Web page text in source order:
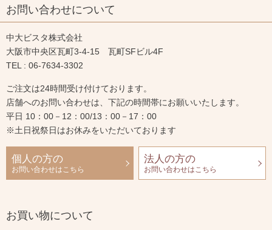
お問い合わせについて
中大ビスタ株式会社
大阪市中央区瓦町3-4-15 瓦町SFビル4F
TEL : 06-7634-3302
ご注文は24時間受け付けております。
店舗へのお問い合わせは、下記の時間帯にお願いいたします。
平日 10：00－12：00/13：00－17：00
※土日祝祭日はお休みをいただいております
個人の方の
お問い合わせはこちら
法人の方の
お問い合わせはこちら
お買い物について